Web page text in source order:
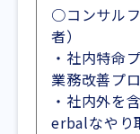
○コンサル
者）
・社内特命
業務改善プ
・社内外を
erbalなやり